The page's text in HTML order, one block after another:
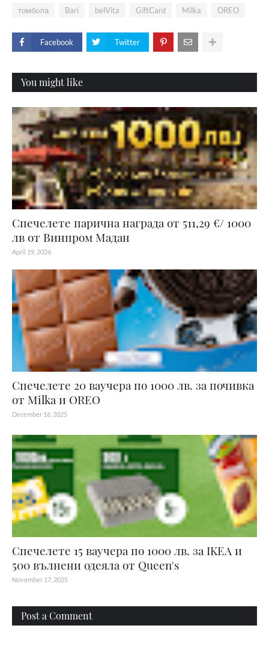
томбола Bari belVita GiftCard Milka OREO
Facebook Twitter
You might like
Спечелете парична награда от 511,29 €/ 1000
лв от Винпром Мадан
April 19, 2026
Спечелете 20 ваучера по 1000 лв. за почивка
от Milka и OREO
December 16, 2025
Спечелете 15 ваучера по 1000 лв. за IKEA и
500 вълнени одеяла от Queen's
November 17, 2025
Post a Comment